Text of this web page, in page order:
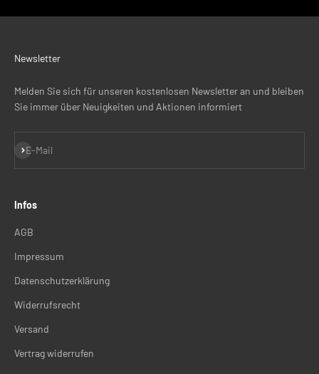
Newsletter
Melden Sie sich für unseren kostenlosen Newsletter an und bleiben
Sie immer über Neuigkeiten und Aktionen informiert
E-Mail
Abonnieren
Infos
AGB
Impressum
Datenschutzerklärung
Widerrufsrecht
Versand
Vertrag widerrufen